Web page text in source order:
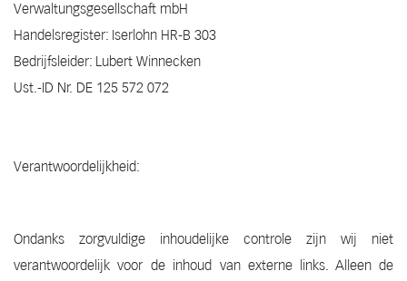
Verwaltungsgesellschaft mbH
Handelsregister: Iserlohn HR-B 303
Bedrijfsleider: Lubert Winnecken
Ust.-ID Nr. DE 125 572 072
Verantwoordelijkheid:
Ondanks zorgvuldige inhoudelijke controle zijn wij niet
verantwoordelijk voor de inhoud van externe links. Alleen de